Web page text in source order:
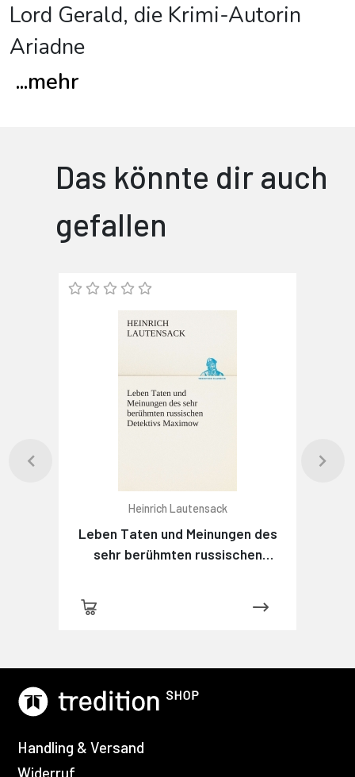
Lord Gerald, die Krimi-Autorin
Ariadne
...mehr
Das könnte dir auch
gefallen
Heinrich Lautensack
Leben Taten und Meinungen des
sehr berühmten russischen
Handling & Versand
Widerruf